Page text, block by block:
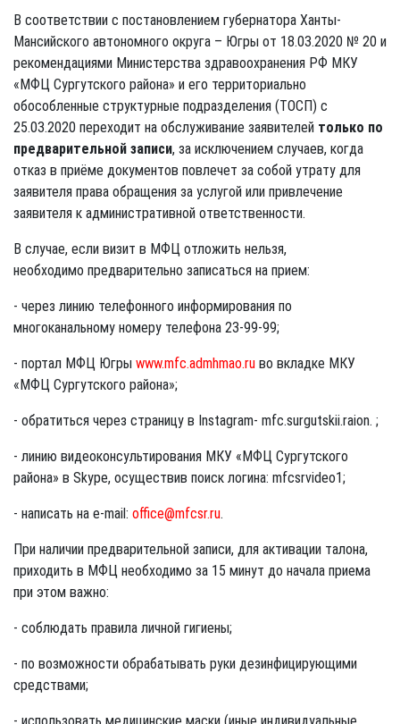
В соответствии с постановлением губернатора Ханты-
Мансийского автономного округа – Югры от 18.03.2020 № 20 и
рекомендациями Министерства здравоохранения РФ МКУ
«МФЦ Сургутского района» и его территориально
обособленные структурные подразделения (ТОСП) с
25.03.2020 переходит на обслуживание заявителей только по
предварительной записи, за исключением случаев, когда
отказ в приёме документов повлечет за собой утрату для
заявителя права обращения за услугой или привлечение
заявителя к административной ответственности.
В случае, если визит в МФЦ отложить нельзя,
необходимо предварительно записаться на прием:
- через линию телефонного информирования по
многоканальному номеру телефона 23-99-99;
- портал МФЦ Югры www.mfc.admhmao.ru во вкладке МКУ
«МФЦ Сургутского района»;
- обратиться через страницу в Instagram- mfc.surgutskii.raion. ;
- линию видеоконсультирования МКУ «МФЦ Сургутского
района» в Skype, осуществив поиск логина: mfcsrvideo1;
- написать на e-mail: office@mfcsr.ru.
При наличии предварительной записи, для активации талона,
приходить в МФЦ необходимо за 15 минут до начала приема
при этом важно:
- соблюдать правила личной гигиены;
- по возможности обрабатывать руки дезинфицирующими
средствами;